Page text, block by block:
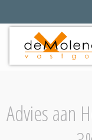
Advies aan